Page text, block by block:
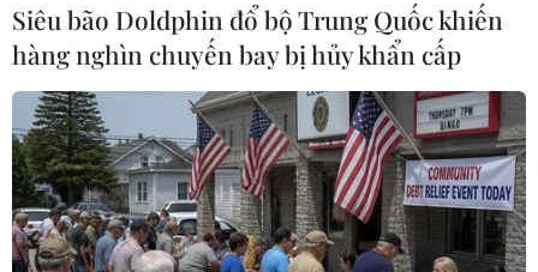
Siêu bão Doldphin đổ bộ Trung Quốc khiến
hàng nghìn chuyến bay bị hủy khẩn cấp